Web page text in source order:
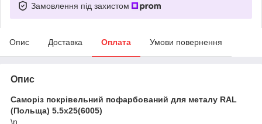
Замовлення під захистом
Опис Доставка Оплата Умови повернення
Опис
Саморіз покрівельний пофарбований для металу RAL
(Польща) 5.5х25(6005)
\n